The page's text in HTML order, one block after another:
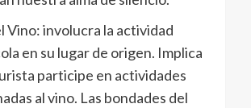
Vino: involucra la actividad
en su lugar de origen. Implica
participe en actividades
al vino. Las bondades del